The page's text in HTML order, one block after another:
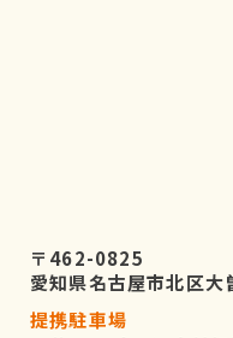
〒462-0825
愛知県名古屋市北区
提携駐車場